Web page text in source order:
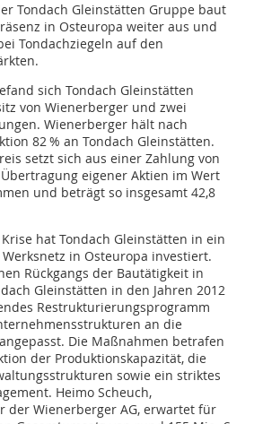
Tondach Gleinstätten Gruppe baut
in Osteuropa weiter aus und
Tondachziegeln auf den
sich Tondach Gleinstätten
von Wienerberger und zwei
Wienerberger hält nach
82 % an Tondach Gleinstätten.
setzt sich aus einer Zahlung von
eigener Aktien im Wert
und beträgt so insgesamt 42,8
hat Tondach Gleinstätten in ein
in Osteuropa investiert.
Rückgangs der Bautätigkeit in
Gleinstätten in den Jahren 2012
Restrukturierungsprogramm
an die
Die Maßnahmen betrafen
der Produktionskapazität, die
sowie ein striktes
Heimo Scheuch,
der Wienerberger AG, erwartet für